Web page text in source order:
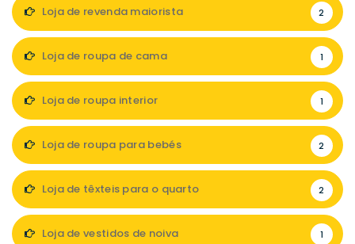
Loja de revenda maiorista 2
Loja de roupa de cama 1
Loja de roupa interior 1
Loja de roupa para bebés 2
Loja de têxteis para o quarto 2
Loja de vestidos de noiva 1